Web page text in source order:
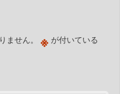
せん。 ※ が付いている